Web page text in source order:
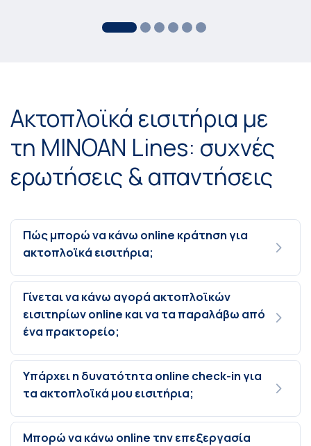
Ακτοπλοϊκά εισιτήρια με
τη MINOAN Lines: συχνές
ερωτήσεις & απαντήσεις
Πώς μπορώ να κάνω online κράτηση για
ακτοπλοϊκά εισιτήρια;
Γίνεται να κάνω αγορά ακτοπλοϊκών
εισιτηρίων online και να τα παραλάβω από
ένα πρακτορείο;
Υπάρχει η δυνατότητα online check-in για
τα ακτοπλοϊκά μου εισιτήρια;
Μπορώ να κάνω online την επεξεργασία